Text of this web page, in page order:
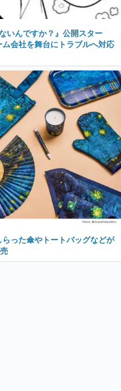
いんですか？』公開スター
会社を舞台にトラブルへ対応
った傘やトートバッグなどが